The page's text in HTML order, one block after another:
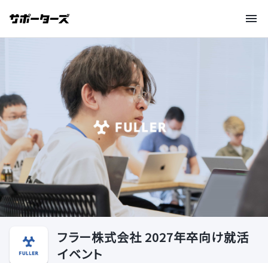
フラー株式会社 2027年卒向け就活
イベント